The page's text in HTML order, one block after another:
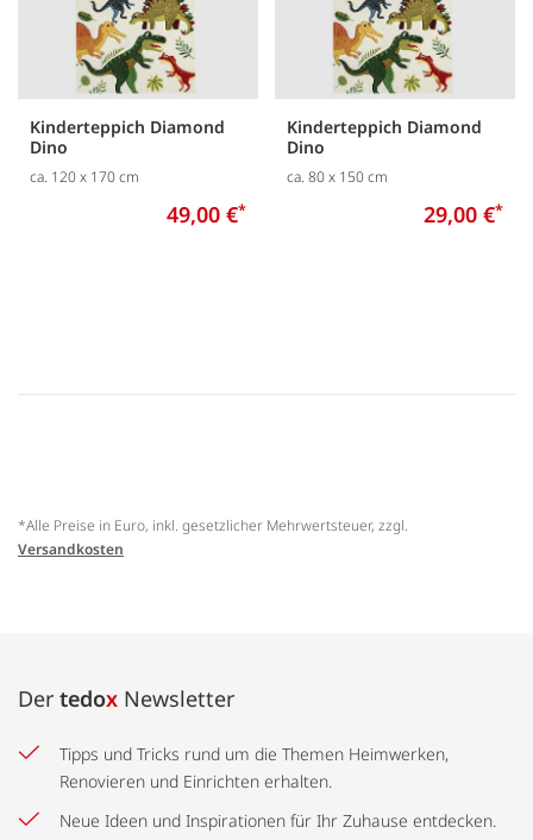
Kinderteppich Diamond
Dino
ca. 120 x 170 cm
49,00 €*
Kinderteppich Diamond
Dino
ca. 80 x 150 cm
29,00 €*
*Alle Preise in Euro, inkl. gesetzlicher Mehrwertsteuer, zzgl.
Versandkosten
Der tedox Newsletter
Tipps und Tricks rund um die Themen Heimwerken,
Renovieren und Einrichten erhalten.
Neue Ideen und Inspirationen für Ihr Zuhause entdecken.